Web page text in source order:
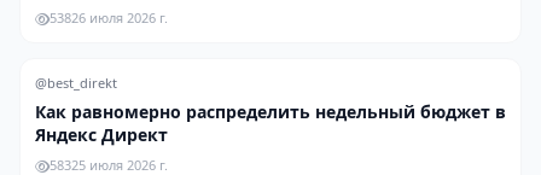
53826 июля 2026 г.
@best_direkt
Как равномерно распределить недельный бюджет в
Яндекс Директ
58325 июля 2026 г.